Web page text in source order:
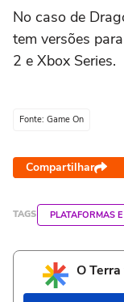
No caso de
tem versões
2 e Xbox Series.
Fonte: Game On
Compartilhar
TAGS PLATAFORMAS
O